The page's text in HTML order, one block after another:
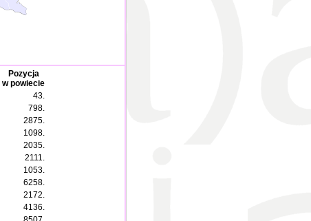
Pozycja
w powiecie
43.
798.
2875.
1098.
2035.
2111.
1053.
6258.
2172.
4136.